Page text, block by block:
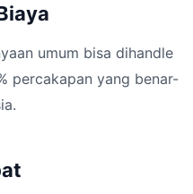
umum bisa dihandle
percakapan yang benar-